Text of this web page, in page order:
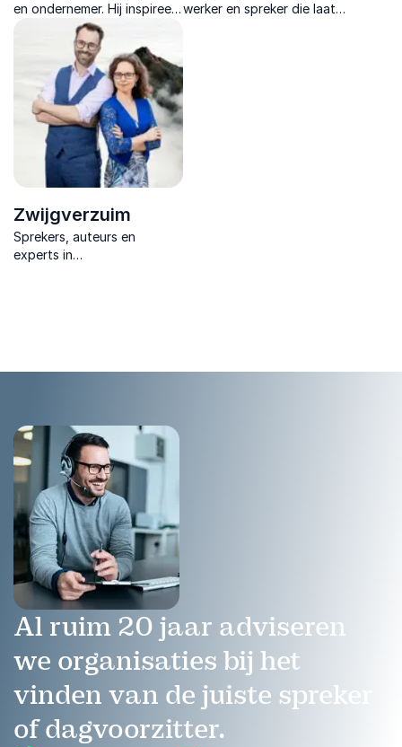
en ondernemer. Hij inspireert
met shows vol muziek,
humor en inzichten over
geluk, succes en
persoonlijke groei.
werker en spreker die laat
Zwijgverzuim
Sprekers, auteurs en
experts in
Al ruim 20 jaar adviseren
we organisaties bij het
vinden van de juiste spreker
of dagvoorzitter.